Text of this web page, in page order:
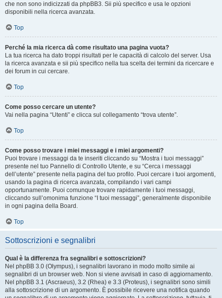
che non sono indicizzati da phpBB3. Sii più specifico e usa le opzioni
disponibili nella ricerca avanzata.
Top
Perché la mia ricerca dà come risultato una pagina vuota?
La tua ricerca ha dato troppi risultati per le capacità di calcolo del server. Usa
la ricerca avanzata e sii più specifico nella tua scelta dei termini da ricercare e
dei forum in cui cercare.
Top
Come posso cercare un utente?
Vai nella pagina “Utenti” e clicca sul collegamento “trova utente”.
Top
Come posso trovare i miei messaggi e i miei argomenti?
Puoi trovare i messaggi da te inseriti cliccando su “Mostra i tuoi messaggi”
presente nel tuo Pannello di Controllo Utente, e su “Cerca i messaggi
dell’utente” presente nella pagina del tuo profilo. Puoi cercare i tuoi argomenti,
usando la pagina di ricerca avanzata, compilando i vari campi
opportunamente. Puoi comunque trovare rapidamente i tuoi messaggi,
cliccando sull’omonima funzione “I tuoi messaggi”, generalmente disponibile
in ogni pagina della Board.
Top
Sottoscrizioni e segnalibri
Qual è la differenza fra segnalibri e sottoscrizioni?
Nel phpBB 3.0 (Olympus), i segnalibri lavorano in modo molto simile ai
segnalibri di un browser web. Non si viene avvisati in caso di aggiornamento.
Nel phpBB 3.1 (Ascraeus), 3.2 (Rhea) e 3.3 (Proteus), i segnalibri sono simili
alla sottoscrizione di un argomento. È possibile ricevere una notifica quando